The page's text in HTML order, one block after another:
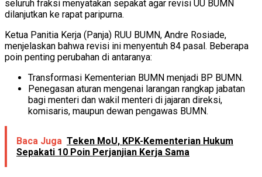
seluruh fraksi menyatakan sepakat agar revisi UU BUMN
dilanjutkan ke rapat paripurna.
Ketua Panitia Kerja (Panja) RUU BUMN, Andre Rosiade,
menjelaskan bahwa revisi ini menyentuh 84 pasal. Beberapa
poin penting perubahan di antaranya:
Transformasi Kementerian BUMN menjadi BP BUMN.
Penegasan aturan mengenai larangan rangkap jabatan
bagi menteri dan wakil menteri di jajaran direksi,
komisaris, maupun dewan pengawas BUMN.
Baca Juga Teken MoU, KPK-Kementerian Hukum
Sepakati 10 Poin Perjanjian Kerja Sama